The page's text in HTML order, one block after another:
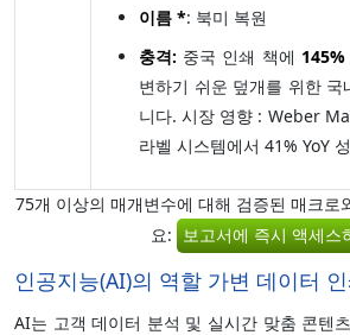
이름 *: 북미 복원
충격: 중국 인쇄 책에 145%
변하기 쉬운 덮개를 위한 국
니다. 시장 영향 : Weber
라벨 시스템에서 41% YoY
75개 이상의 매개변수에 대해 검증된 매크로
요: 보고서에 즉시 액세스
인공지능(AI)의 역할 가변 데이터
AI는 고객 데이터 분석 및 실시간 맞춤 콘텐